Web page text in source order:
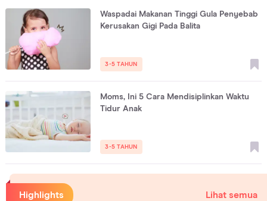
Waspadai Makanan Tinggi Gula Penyebab
Kerusakan Gigi Pada Balita
3-5 TAHUN
Moms, Ini 5 Cara Mendisiplinkan Waktu
Tidur Anak
3-5 TAHUN
Highlights Lihat semua